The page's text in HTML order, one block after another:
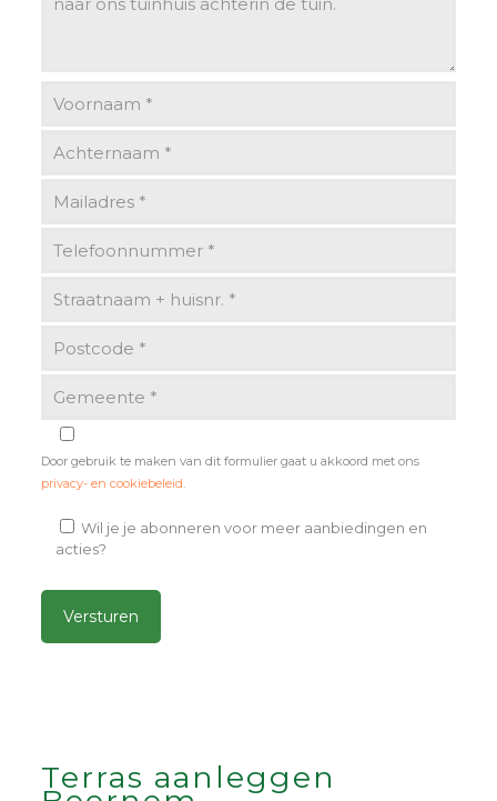
Door gebruik te maken van dit formulier gaat u akkoord met ons
privacy- en cookiebeleid
Wil je je abonneren voor meer aanbiedingen en
acties?
Terras aanleggen